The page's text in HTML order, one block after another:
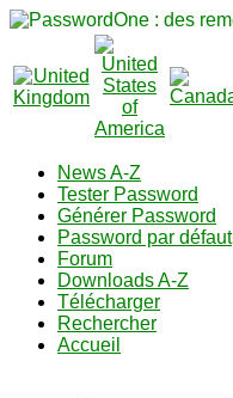
News A-Z
Tester Password
Générer Password
Password par défaut
Forum
Downloads A-Z
Télécharger
Rechercher
Accueil